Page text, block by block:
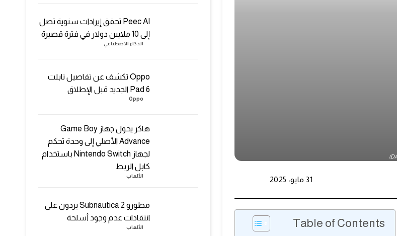
31 مايو، 2025
Table of Contents
Peec AI تحقق إيرادات سنوية تصل
إلى 10 ملايين دولار في فترة قصيرة
الذكاء الاصطناعي
Oppo تكشف عن تفاصيل تابلت
Pad 6 الجديد قبل الإطلاق
Oppo
هاكر يحول جهاز Game Boy
Advance الأصلي إلى وحدة تحكم
لجهاز Nintendo Switch باستخدام
كابل الربط
الألعاب
مطورو Subnautica 2 يردون على
انتقادات عدم وجود أسلحة
الألعاب